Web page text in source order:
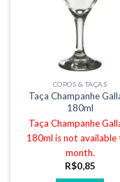
COPOS & TAÇAS
Taça Champanhe
180ml
Taça Champanhe
180ml is not available
month.
R$0,85